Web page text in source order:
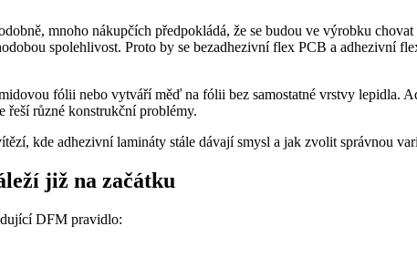
mnoho nákupčích předpokládá, že se budou ve výrobku
spolehlivost. Proto by se bezadhezivní flex PCB a adhezivní
fólii nebo vytváří měď na fólii bez samostatné vrstvy lepidla.
řeší různé konstrukční problémy.
kde adhezivní lamináty stále dávají smysl a jak zvolit správnou
již na začátku
DFM pravidlo: